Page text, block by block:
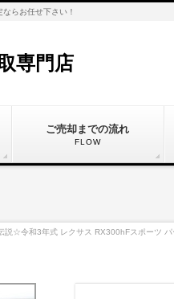
らお任せ下さい！
専門店
ご売却までの流れ
FLOW
説☆令和3年式 レクサス RX300hFスポーツ